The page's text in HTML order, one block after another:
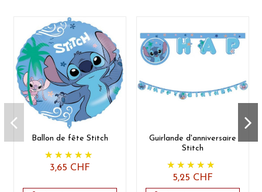
Ballon de fête Stitch
3,65 CHF
Guirlande d'anniversaire
Stitch
5,25 CHF